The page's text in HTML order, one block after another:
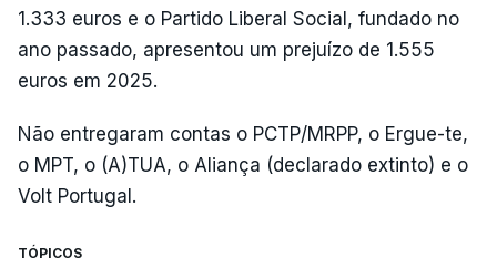
1.333 euros e o Partido Liberal Social, fundado no
ano passado, apresentou um prejuízo de 1.555
euros em 2025.
Não entregaram contas o PCTP/MRPP, o Ergue-te,
o MPT, o (A)TUA, o Aliança (declarado extinto) e o
Volt Portugal.
TÓPICOS